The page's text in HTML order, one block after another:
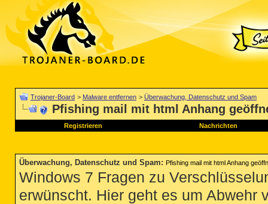
Trojaner-Board > Malware entfernen > Überwachung, Datenschutz und Spam
Pfishing mail mit html Anhang
Registrieren Nachrichten
Überwachung, Datenschutz und Spam: Pfishing mail mit html Anhang
Windows 7 Fragen zu
erwünscht. Hier geht es um Abwehr